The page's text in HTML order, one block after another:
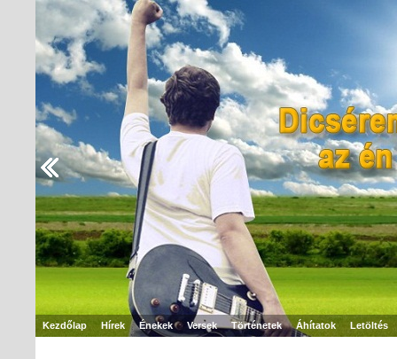
Kezdőlap Hírek Énekek Versek Történetek Áhítatok Letöltés